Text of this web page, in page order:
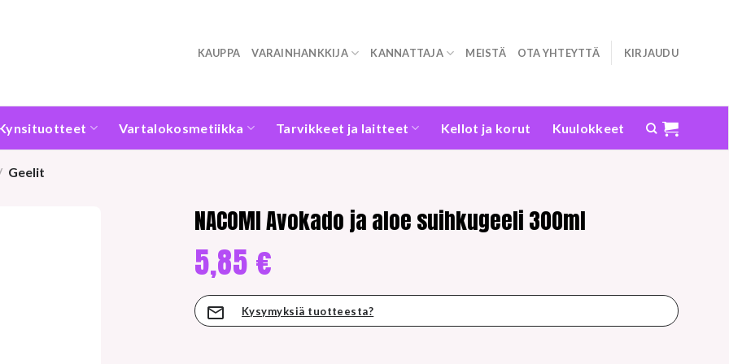
KAUPPA VARAINHANKKIJA KANNATTAJA MEISTÄ OTA YHTEYTTÄ KIRJAUDU
Vartalokosmetiikka Tarvikkeet ja laitteet Kellot ja korut Kuulokkeet
Geelit
NACOMI Avokado ja aloe suihkugeeli 300ml
5,85 €
Kysymyksiä tuotteesta?